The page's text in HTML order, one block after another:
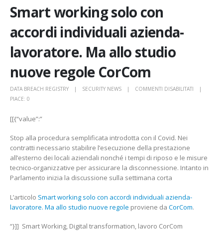
Smart working solo con
accordi individuali azienda-
lavoratore. Ma allo studio
nuove regole CorCom
DATA BREACH REGISTRY SECURITY NEWS COMMENTI DISABILITATI
AZIENDA-
NUOVE
PIACE: 0
[[{“value”:”
Stop alla procedura semplificata introdotta con il Covid. Nei
contratti necessario stabilire l’esecuzione della prestazione
all’esterno dei locali aziendali nonché i tempi di riposo e le misure
tecnico-organizzative per assicurare la disconnessione. Intanto in
Parlamento inizia la discussione sulla settimana corta
L’articolo Smart working solo con accordi individuali azienda-
lavoratore. Ma allo studio nuove regole proviene da CorCom.
“}]] Smart Working, Digital transformation, lavoro CorCom